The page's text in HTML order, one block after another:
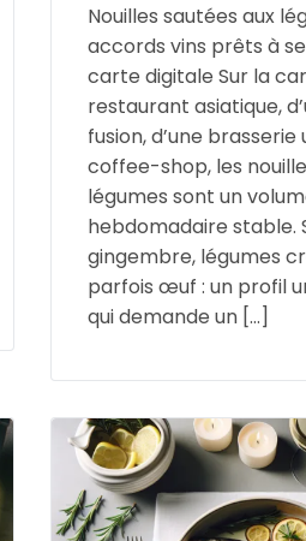
Nouilles sautées aux
accords vins prêts à
carte digitale Sur la
restaurant asiatique,
fusion, d’une brasserie
coffee-shop, les
légumes sont un
hebdomadaire stable.
gingembre, légumes
parfois œuf : un profil
qui demande un […]